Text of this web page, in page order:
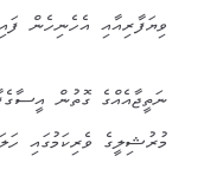
ވިޔަފާރިއާއި އެހެނިހެން
މުރުޝިލީގެ ވެރިކަމުގައި